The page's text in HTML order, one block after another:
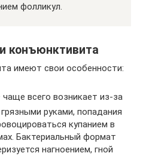
фолликул.
конъюнктивита
имеют свои особенности:
всего возникает из-за
руками, попадания
купанием в
Бактериальный формат
нагноением, гной